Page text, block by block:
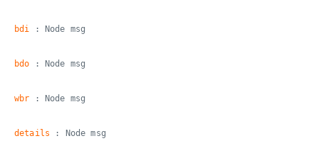
bdi : Node msg
bdo : Node msg
wbr : Node msg
details : Node msg